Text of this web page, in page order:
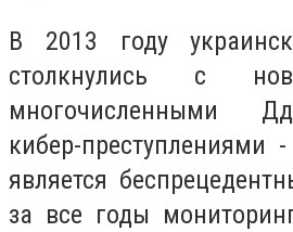
В 2013 году
столкнулись с
многочисленными
кибер-преступлениями
является
за все годы